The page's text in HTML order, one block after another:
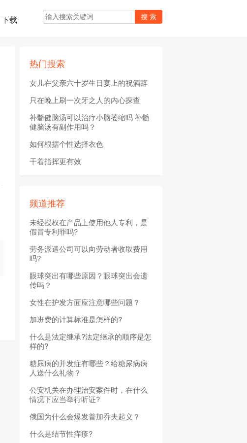
下载
热门搜索
女儿在父亲六十岁生日宴上的祝酒辞
只在晚上刷一次牙之人的内心探查
补髓健脑汤可以治疗小脑萎缩吗 补髓
健脑汤有副作用吗？
如何根据个性选择衣色
干着指挥更有效
频道推荐
未经授权在产品上使用他人专利，是
假冒专利罪吗?
劳务派遣公司可以向劳动者收取费用
吗?
眼球突出有哪些原因？眼球突出会遗
传吗？
女性在护发方面应注意哪些问题？
加班费的计算标准是怎样的?
什么是法定继承?法定继承的顺序是怎
样的?
糖尿病的并发症有哪些？给糖尿病病
人送什么礼物？
公安机关在办理治安案件时，在什么
情况下应当举行听证?
俄国为什么会爆发普加乔夫起义？
什么是结节性痒疹?